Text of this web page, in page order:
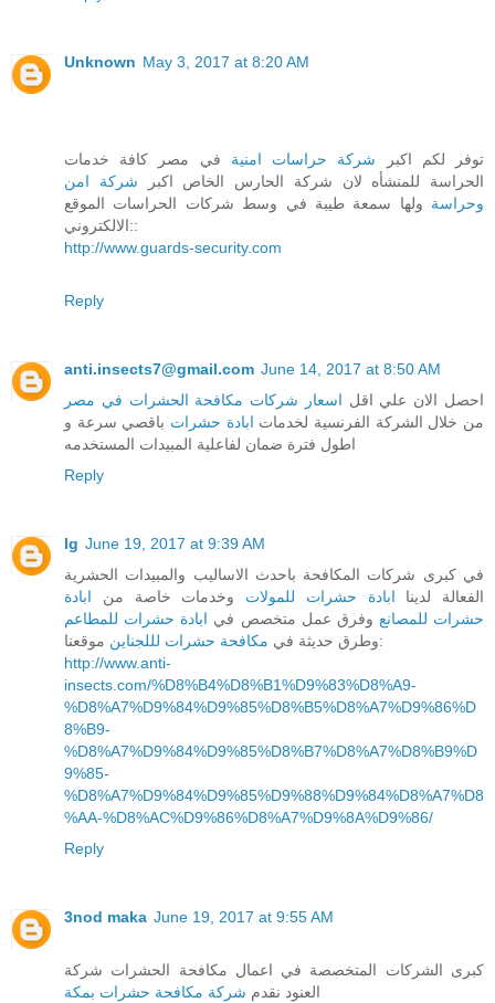
Unknown May 3, 2017 at 8:20 AM
توفر لكم اكبر شركة حراسات امنية في مصر كافة خدمات
الحراسة للمنشأه لان شركة الحارس الخاص اكبر شركة امن
وحراسة ولها سمعة طيبة في وسط شركات الحراسات الموقع
الالكتروني::
http://www.guards-security.com
Reply
anti.insects7@gmail.com June 14, 2017 at 8:50 AM
احصل الان علي اقل اسعار شركات مكافحة الحشرات في مصر
من خلال الشركة الفرنسية لخدمات ابادة حشرات باقصي سرعة و
اطول فترة ضمان لفاعلية المبيدات المستخدمه
Reply
lg June 19, 2017 at 9:39 AM
في كبرى شركات المكافحة باحدث الاساليب والمبيدات الحشرية
الفعالة لدينا ابادة حشرات للمولات وخدمات خاصة من ابادة
حشرات للمصانع وفرق عمل متخصص في ابادة حشرات للمطاعم
وطرق حديثة في مكافحة حشرات لللجناين
موقعنا:
http://www.anti-
insects.com/%D8%B4%D8%B1%D9%83%D8%A9-
%D8%A7%D9%84%D9%85%D8%B5%D8%A7%D9%86%D
8%B9-
%D8%A7%D9%84%D9%85%D8%B7%D8%A7%D8%B9%D
9%85-
%D8%A7%D9%84%D9%85%D9%88%D9%84%D8%A7%D8
%AA-%D8%AC%D9%86%D8%A7%D9%8A%D9%86/
Reply
3nod maka June 19, 2017 at 9:55 AM
كبرى الشركات المتخصصة في اعمال مكافحة الحشرات شركة
العنود نقدم شركة مكافحة حشرات بمكة